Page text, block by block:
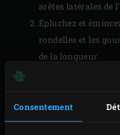
Consentement
arêtes latérales de
Épluchez et
rondelles et les
de la longueur.
Salez et poivrez le
poudre et panez